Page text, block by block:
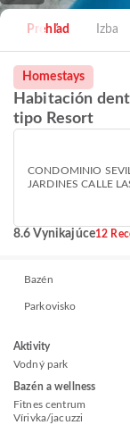
Prehľad Izba
Homestays
Habitación
tipo Resort
CONDOMINIO
JARDINES CALLE
8.6 Vynikajúce12
Bazén
Parkovisko
Aktivity
Vodný park
Bazén a wellness
Fitnes centrum
Vírivka/jacuzzi